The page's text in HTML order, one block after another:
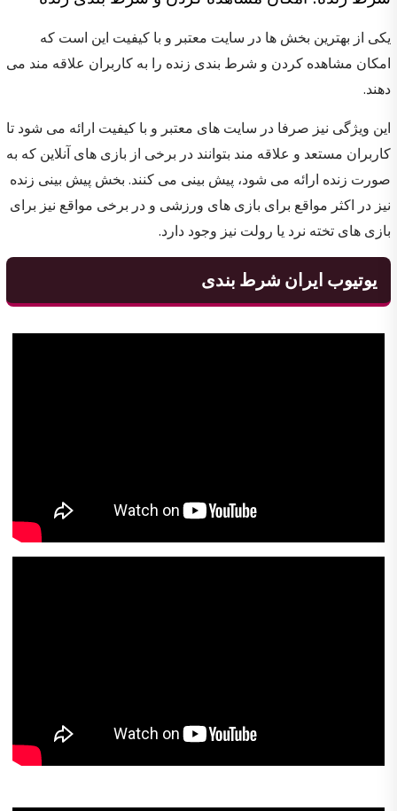
یکی از بهترین بخش ها در سایت معتبر و با کیفیت این است که
امکان مشاهده کردن و شرط بندی زنده را به کاربران علاقه مند می
دهند.
این ویژگی نیز صرفا در سایت های معتبر و با کیفیت ارائه می شود تا
کاربران مستعد و علاقه مند بتوانند در برخی از بازی های آنلاین که به
صورت زنده ارائه می شود، پیش بینی می کنند. بخش پیش بینی زنده
نیز در اکثر مواقع برای بازی های ورزشی و در برخی مواقع نیز برای
بازی های تخته نرد یا رولت نیز وجود دارد.
یوتیوب ایران شرط بندی